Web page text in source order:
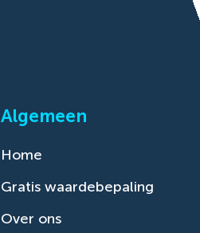
Algemeen
Home
Gratis waardebepaling
Over ons